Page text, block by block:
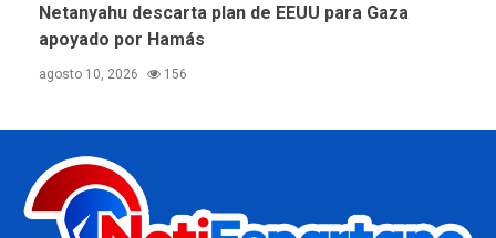
Netanyahu descarta plan de EEUU para Gaza
apoyado por Hamás
agosto 10, 2026 156